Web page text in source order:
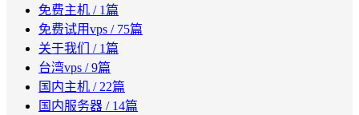
免费主机 / 1篇
免费试用vps / 75篇
关于我们
/ 1篇
台湾vps / 9篇
国内主机 / 22篇
国内服务器 / 14篇